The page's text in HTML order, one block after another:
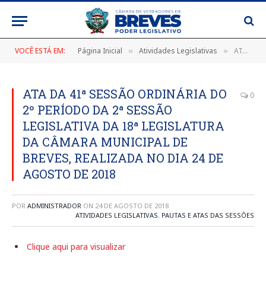
VOCÊ ESTÁ EM: Página Inicial » Atividades Legislativas » ATA DA 41ª SESSÃO ORDINÁRIA DO 2º PERÍODO DA 2ª SESSÃO LEGISLATIVA DA 18ª LEGISLATURA DA CÂMARA MUNICIPAL DE BREVES, REALIZADA NO DIA 24 DE AGOSTO DE 2018
ATA DA 41ª SESSÃO ORDINÁRIA DO
2º PERÍODO DA 2ª SESSÃO
LEGISLATIVA DA 18ª LEGISLATURA
DA CÂMARA MUNICIPAL DE
BREVES, REALIZADA NO DIA 24 DE
AGOSTO DE 2018
0
POR ADMINISTRADOR ON 24 DE AGOSTO DE 2018
ATIVIDADES LEGISLATIVAS, PAUTAS E ATAS DAS SESSÕES
Clique aqui para visualizar